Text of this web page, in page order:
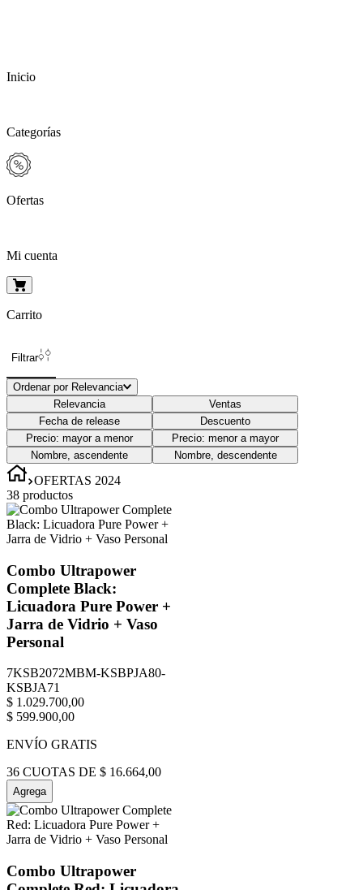
Inicio
Categorías
Ofertas
Mi cuenta
Carrito
Filtrar
Ordenar por Relevancia
Relevancia
Ventas
Fecha de release
Descuento
Precio: mayor a menor
Precio: menor a mayor
Nombre, ascendente
Nombre, descendente
OFERTAS 2024
38 productos
Combo Ultrapower
Complete Black:
Licuadora Pure Power +
Jarra de Vidrio + Vaso
Personal
7KSB2072MBM-KSBPJA80-
KSBJA71
$ 1 .029.700,00
$ 599.900,00
ENVÍO GRATIS
36 CUOTAS DE $ 16.664,00
Agrega
Combo Ultrapower